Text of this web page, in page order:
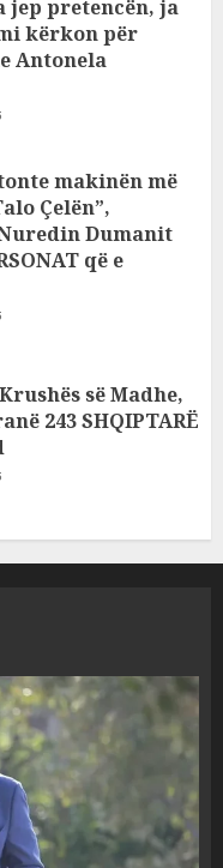
pretencën, ja
kërkon për
Antonela
makinën më
Çelën”,
Dumanit
që e
së Madhe,
243 SHQIPTARË